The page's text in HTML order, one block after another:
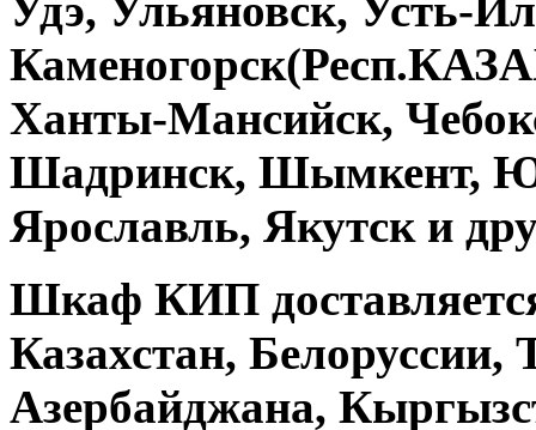
Ханты-Мансийск,
Шадринск, Шымкент,
Ярославль, Якутск и
Шкаф КИП
Казахстан, Белоруссии,
Азербайджана,